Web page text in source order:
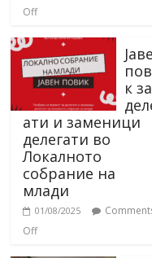
Off
к за
ати и заменици
делегати во
Локалното
собрание на
млади
01/08/2025
Off